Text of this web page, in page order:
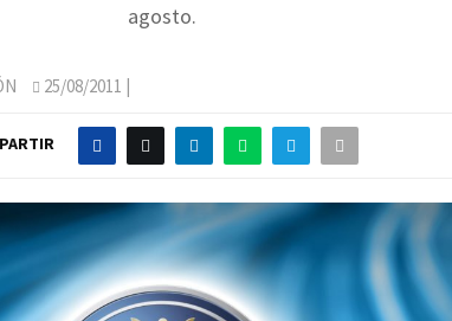
agosto.
25/08/2011 |